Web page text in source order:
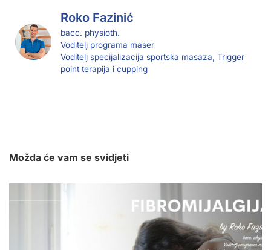
Roko Fazinić
bacc. physioth.
Voditelj programa maser
Voditelj specijalizacija sportska masaza, Trigger
point terapija i cupping
Možda će vam se svidjeti